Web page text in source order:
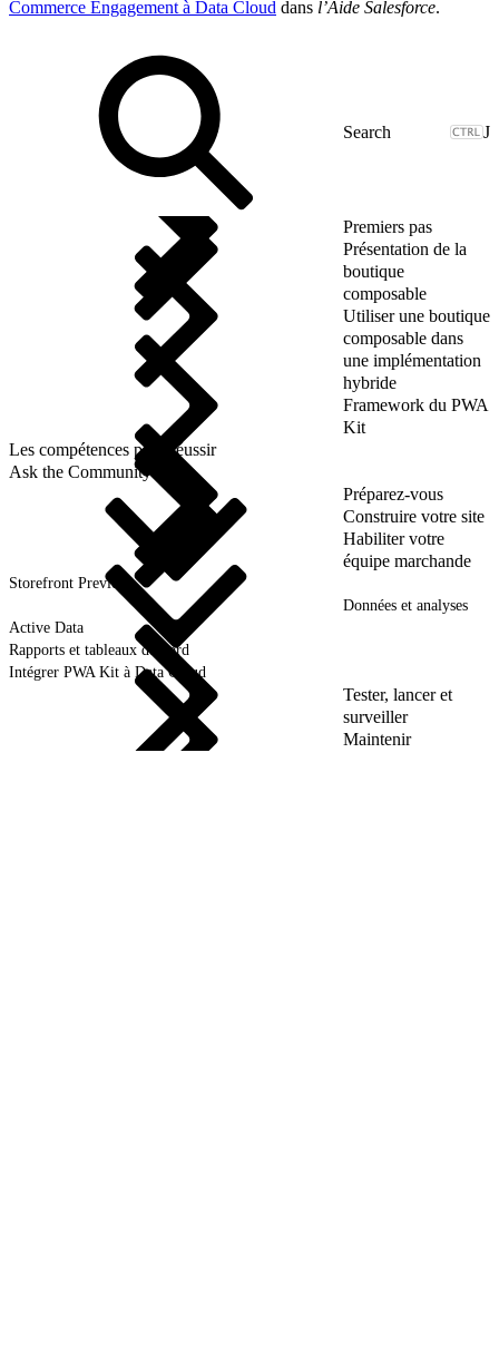
Commerce Engagement à Data Cloud dans l’Aide Salesforce.
J
Premiers pas
Présentation de la
boutique
composable
Utiliser une boutique
composable dans
une implémentation
hybride
Framework du PWA
Kit
Les compétences pour réussir
Ask the Community
Préparez-vous
Construire votre site
Habiliter votre
équipe marchande
Storefront Preview
Données et analyses
Active Data
Rapports et tableaux de bord
Intégrer PWA Kit à Data Cloud
Tester, lancer et
surveiller
Maintenir